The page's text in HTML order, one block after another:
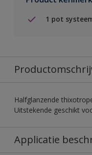
1 pot
Halfglanzende
Uitstekende geschikt
Applicatie